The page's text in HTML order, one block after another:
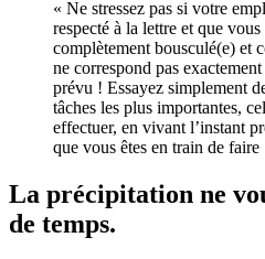
« Ne stressez pas si votre
respecté à la lettre et que
complètement bousculé(e) et
ne correspond pas
prévu ! Essayez simplement
tâches les plus importantes,
effectuer, en vivant l’instant
que vous êtes en train de faire
La précipitation ne
de temps.